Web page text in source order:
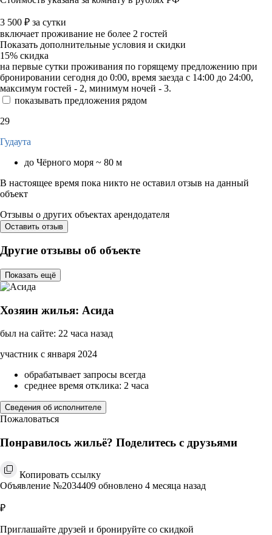
3 500 ₽ за сутки
включает проживание не более 2 гостей
Показать дополнительные условия и скидки
15% скидка
на первые сутки проживания по горящему предложению при
бронировании сегодня до 0:00, время заезда с 14:00 до 24:00,
максимум гостей - 2, минимум ночей - 3.
показывать предложения рядом
29
Гудаута
до Чёрного моря ~ 80 м
В настоящее время пока никто не оставил отзыв на данный
объект
Отзывы о других объектах арендодателя
Оставить отзыв
Другие отзывы об объекте
Показать ещё
Хозяин жилья: Асида
был на сайте: 22 часа назад
участник с января 2024
обрабатывает запросы всегда
среднее время отклика: 2 часа
Сведения об исполнителе
Пожаловаться
Понравилось жильё? Поделитесь с друзьями
Копировать ссылку
Объявление №2034409 обновлено 4 месяца назад
₽
Приглашайте друзей и бронируйте со скидкой